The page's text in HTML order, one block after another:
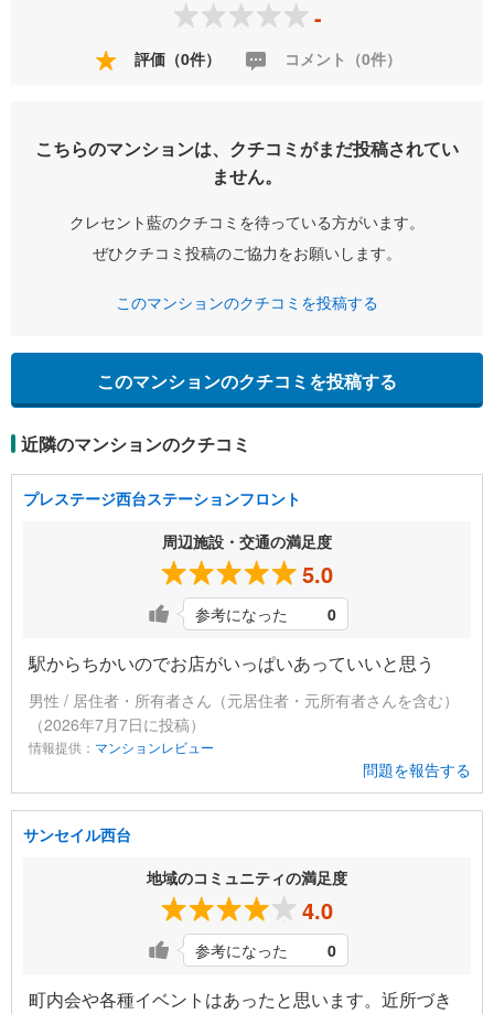
-
評価（0件） コメント（0件）
こちらのマンションは、クチコミがまだ投稿されてい
ません。
クレセント藍のクチコミを待っている方がいます。
ぜひクチコミ投稿のご協力をお願いします。
このマンションのクチコミを投稿する
このマンションのクチコミを投稿する
近隣のマンションのクチコミ
プレステージ西台ステーションフロント
周辺施設・交通の満足度
5.0
参考になった 0
駅からちかいのでお店がいっぱいあっていいと思う
男性 / 居住者・所有者さん（元居住者・元所有者さんを含む）
（2026年7月7日に投稿）
情報提供： マンションレビュー
問題を報告する
サンセイル西台
地域のコミュニティの満足度
4.0
参考になった 0
町内会や各種イベントはあったと思います。近所づき